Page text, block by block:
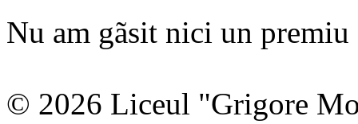
Nu am gãsit nici un premiu
© 2026 Liceul "Grigore